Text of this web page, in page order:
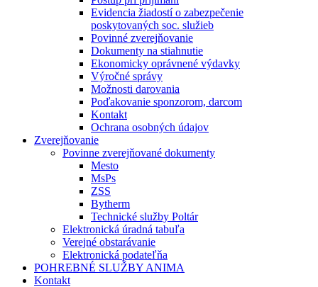
Evidencia žiadostí o zabezpečenie
poskytovaných soc. služieb
Povinné zverejňovanie
Dokumenty na stiahnutie
Ekonomicky oprávnené výdavky
Výročné správy
Možnosti darovania
Poďakovanie sponzorom, darcom
Kontakt
Ochrana osobných údajov
Zverejňovanie
Povinne zverejňované dokumenty
Mesto
MsPs
ZSS
Bytherm
Technické služby Poltár
Elektronická úradná tabuľa
Verejné obstarávanie
Elektronická podateľňa
POHREBNÉ SLUŽBY ANIMA
Kontakt